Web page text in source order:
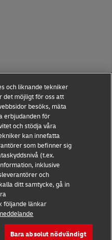
reserved
och liknande tekniker
det möjligt för oss att
besöks, mäta
erbjudanden för
och stödja våra
kan innefatta
som befinner sig
(t.ex.
inklusive
och
ditt samtycke, gå in
följande länkar
Bara absolut nödvändigt